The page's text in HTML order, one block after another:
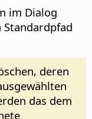
im Dialog
Standardpfad
deren
das dem